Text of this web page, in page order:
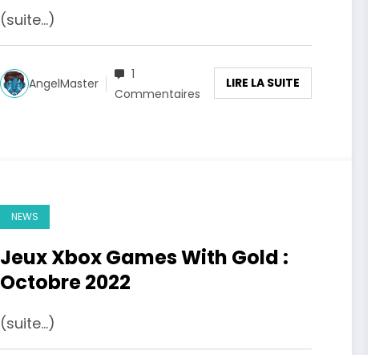
(suite…)
AngelMaster
1
Commentaires
LIRE LA SUITE
NEWS
Jeux Xbox Games With Gold :
Octobre 2022
(suite…)